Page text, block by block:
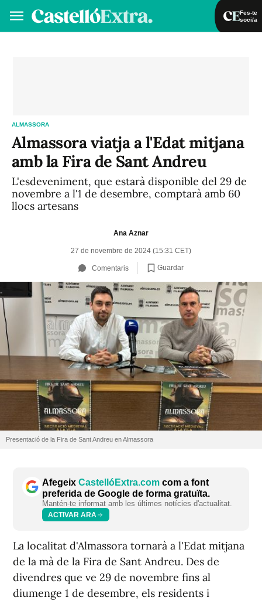
Fes-te
soci/a
ALMASSORA
Almassora viatja a l'Edat mitjana
amb la Fira de Sant Andreu
L'esdeveniment, que estarà disponible del 29 de
novembre a l'1 de desembre, comptarà amb 60
llocs artesans
Ana Aznar
27 de novembre de 2024 (15:31 CET)
Comentaris Guardar
Presentació de la Fira de Sant Andreu en Almassora
Afegeix CastellóExtra.com com a font
preferida de Google de forma gratuïta.
Mantén-te informat amb les últimes notícies d'actualitat.
ACTIVAR ARA
La localitat d'Almassora tornarà a l'Edat mitjana
de la mà de la Fira de Sant Andreu. Des de
divendres que ve 29 de novembre fins al
diumenge 1 de desembre, els residents i